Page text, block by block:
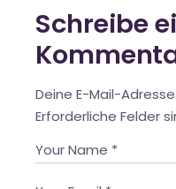
Schreibe
Deine E-Mail-
Erforderliche Felder